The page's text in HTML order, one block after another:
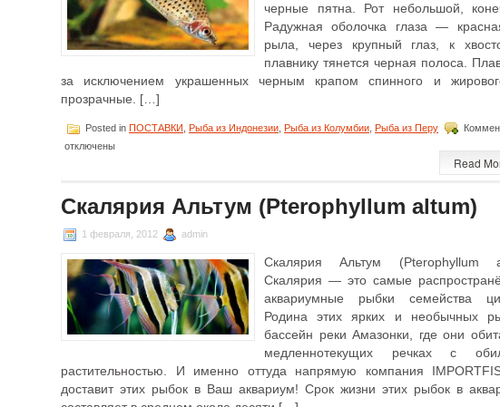
черные пятна. Рот небольшой,
Радужная оболочка глаза —
рыла, через крупный глаз, к
плавнику тянется черная полоса.
за исключением украшенных черным крапом спинного и
прозрачные. […]
Posted in ПОСТАВКИ Рыба из Индонезии Рыба из Колумбии Рыба из Перу
отключены
Read
Скалярия Альтум (Pterophyllum altum)
1 февраля, 2012 admin
Скалярия Альтум (Pterophyllum
Скалярия — это самые
аквариумные рыбки семейства
Родина этих ярких и необычных
бассейн реки Амазонки, где они
медленнотекущих речках с
растительностью. И именно оттуда напрямую компания
доставит этих рыбок в Ваш аквариум! Срок жизни этих рыбок в